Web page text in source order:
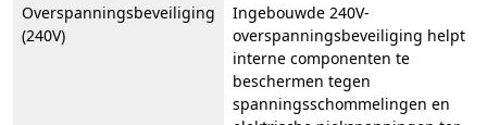
Overspanningsbeveiliging
(240V)
Ingebouwde 240V-
overspanningsbeveiliging helpt
interne componenten te
beschermen tegen
spanningsschommelingen en